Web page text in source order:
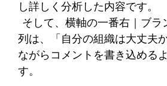
し詳しく分析した内容です。
そして、横軸の一番右｜ブラ
列は、「自分の組織は大丈夫
ながらコメントを書き込める
す。